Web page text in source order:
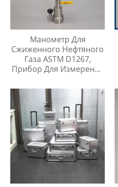
Манометр Для
Сжиженного Нефтяного
Газа ASTM D1267,
Прибор Для Измерения